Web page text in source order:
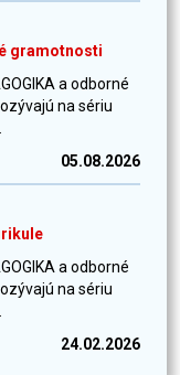
gramotnosti
a odborné
na sériu
05.08.2026
a odborné
na sériu
24.02.2026